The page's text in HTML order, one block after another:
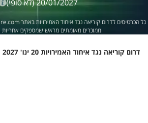
20/01/2027(לא סופי)
ממוכרים מאומתים מראש שמספקים אחריות של
דרום קוריאה נגד איחוד האמירויות 20 ינו' 2027